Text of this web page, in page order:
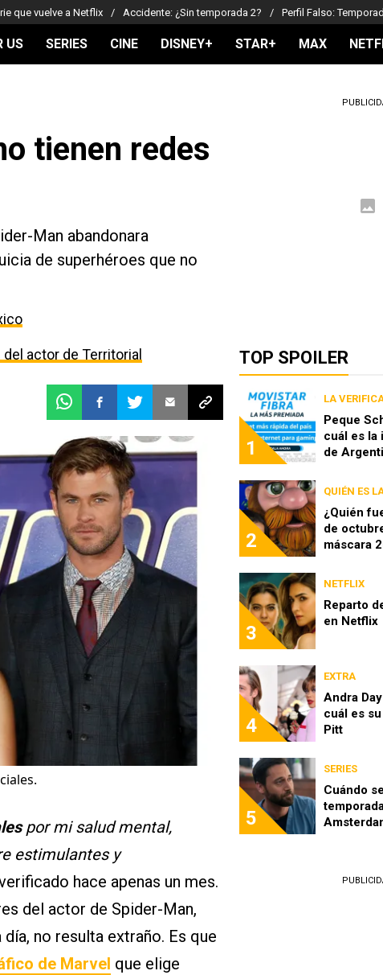
que vuelve a Netflix Accidente: ¿Sin temporada 2? Perfil Falso:
US SERIES CINE DISNEY+ STAR+ MAX
tienen redes
Man abandonara
de superhéroes que no
actor de Territorial
por mi salud mental,
estimulantes y
hace apenas un mes.
del actor de Spider-Man,
no resulta extraño. Es que
de Marvel que elige
TOP SPOILER
1
LA
Peque
cuál es la
de
2
QUIÉN ES
¿Quién
de
máscara
3
NETFLIX
Reparto
en Netflix
4
EXTRA
Andra
cuál es
Pitt
5
SERIES
Cuándo